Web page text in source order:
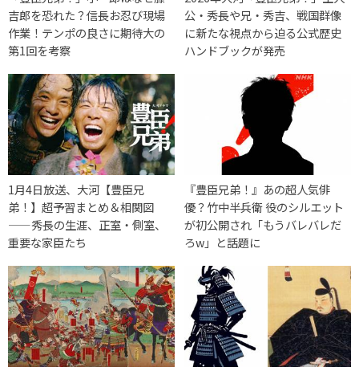
吉郎を恐れた？信長お忍び現場
作業！テンポの良さに期待大の
第1回を考察
公・秀長や兄・秀吉、戦国群像
に新たな視点から迫る公式歴史
ハンドブックが発売
1月4日放送、大河【豊臣兄
弟！】超予習まとめ＆相関図
——秀長の生涯、正室・側室、
重要な家臣たち
『豊臣兄弟！』あの超人気俳
優？竹中半兵衛 役のシルエット
が初公開され「もうバレバレだ
ろw」と話題に